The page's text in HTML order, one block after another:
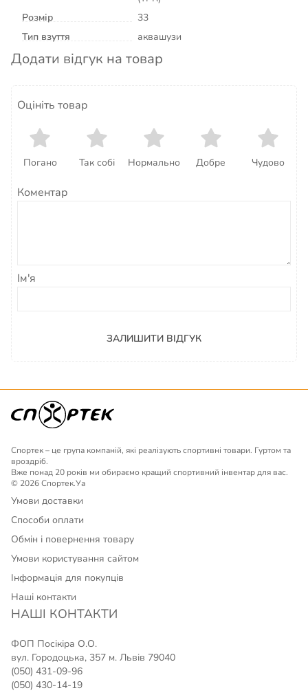
Розмір
33
Тип взуття
аквашузи
Додати відгук на товар
Оцініть товар
Погано Так собі Нормально Добре Чудово
Коментар
Ім'я
ЗАЛИШИТИ ВІДГУК
Спортек – це група компаній, які реалізують спортивні товари. Гуртом та
вроздріб.
Вже понад 20 років ми обираємо кращий спортивний інвентар для вас.
© 2026 Спортек.Уа
Умови доставки
Способи оплати
Обмін і повернення товару
Умови користування сайтом
Інформація для покупців
Наші контакти
НАШІ КОНТАКТИ
ФОП Посікіра О.О.
вул. Городоцька, 357 м. Львів 79040
(050) 431-09-96
(050) 430-14-19